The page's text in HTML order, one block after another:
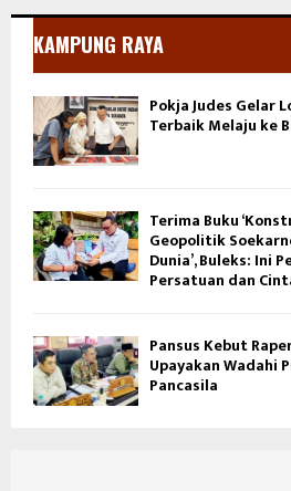
KAMPUNG RAYA
Pokja Judes Gelar
Terbaik Melaju ke
Terima Buku
Geopolitik
Dunia’, Buleks: Ini
Persatuan dan
Pansus Kebut
Upayakan Wadahi
Pancasila